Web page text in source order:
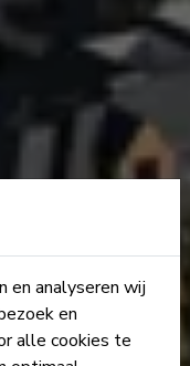
en analyseren wij
en
alle cookies te